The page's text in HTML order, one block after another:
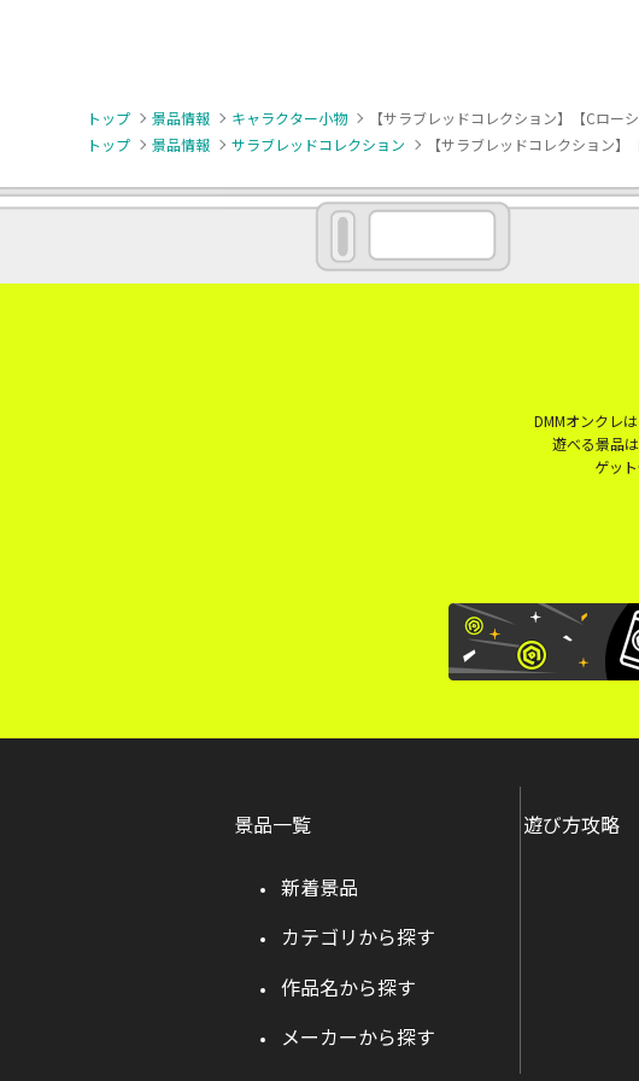
トップ 景品情報 キャラクター小物
【サラブレッドコレクション】【Cロ
トップ
景品情報 サラブレッドコレクション 【サラブレッドコレクション
DMMオンクレ
遊べる景品
ゲッ
景品一覧
新着景品
カテゴリから探す
作品名から探す
メーカーから探す
遊び方攻略